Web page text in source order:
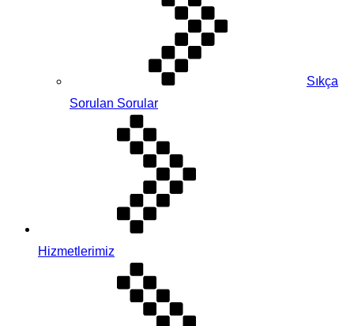
Sıkça
Sorulan Sorular
Hizmetlerimiz